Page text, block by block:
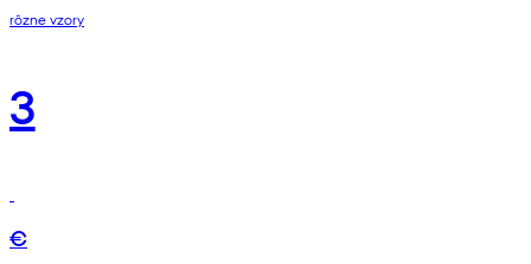
rôzne vzory
3
€